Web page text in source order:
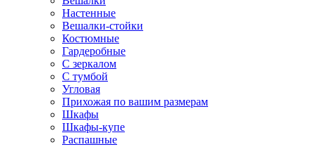
Настенные
Вешалки-стойки
Костюмные
Гардеробные
С зеркалом
С тумбой
Угловая
Прихожая по вашим размерам
Шкафы
Шкафы-купе
Распашные